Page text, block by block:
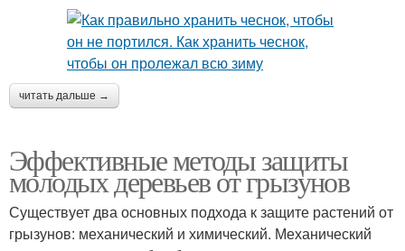
читать дальше →
Эффективные методы защиты
молодых деревьев от грызунов
Существует два основных подхода к защите растений от
грызунов: механический и химический. Механический